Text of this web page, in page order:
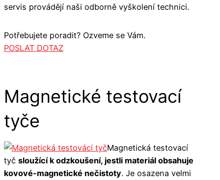
servis provádějí naši odborně vyškolení technici.
Potřebujete poradit? Ozveme se Vám.
POSLAT DOTAZ
Magnetické testovací
tyče
Magnetická testovací
tyč sloužící k odzkoušení, jestli materiál obsahuje
kovové-magnetické nečistoty. Je osazena velmi